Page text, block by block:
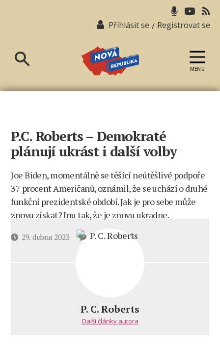
Přihlásit se / Registrovat se
republika
MENU
P.C. Roberts – Demokraté
plánují ukrást i další volby
Joe Biden, momentálně se těšící neútěšlivé podpoře
37 procent Američanů, oznámil, že se uchází o druhé
funkční prezidentské období. Jak je pro sebe může
znovu získat? Inu tak, že je znovu ukradne.
Datum29. dubna 2023 12 komentářůu
Demokraté
plánují
P. C. Roberts
Další články autora